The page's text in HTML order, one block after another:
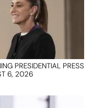
PRESIDENTIAL PRESS
6, 2026